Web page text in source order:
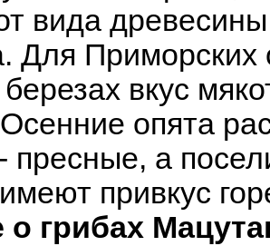
вида
Для Приморских
вкус
опята
- пресные, а
привкус
о грибах